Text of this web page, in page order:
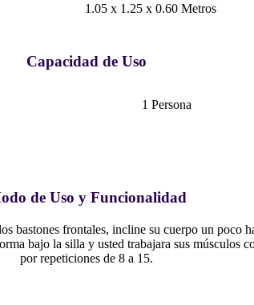
1.05 x 1.25 x 0.60 Metros
Capacidad de Uso
1 Persona
de Uso y Funcionalidad
bastones frontales, incline su cuerpo un poco
bajo la silla y usted trabajara sus músculos
por repeticiones de 8 a 15.